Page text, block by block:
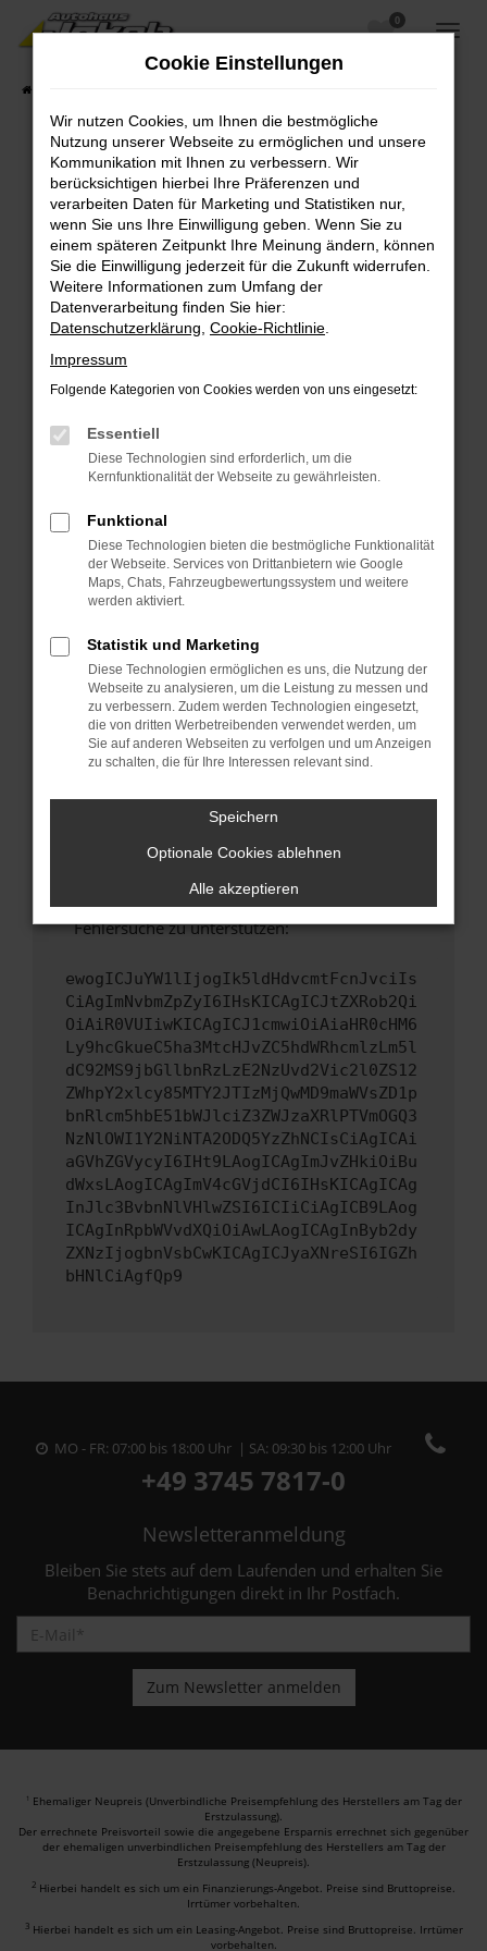
Zum
Hauptinhalt
0
Fehler: Network Error
Beim Laden ist ein Fehler aufgetreten.
Hier sind ein paar Tipps, die dir helfen können:
Überprüfe deine Firewall und deine
Internetverbindung.
Laden andere Webseiten, zum Beispiel deine
Suchmaschine?
Prüfe deine Browsererweiterungen.
Manche Erweiterungen, wie Werbeblocker,
können das Laden bestimmter Seiten
verhindern. Funktioniert die Seite in einem
Fenster?
Starte dein Gerät neu.
Das kann manchmal helfen, vorübergehende
Probleme zu beheben.
Betriebssystem auf dem neuesten Stand
sind.
Veraltete Software birgt nicht nur ein
Sicherheitsrisiko, sondern kann auch dazu
führen, dass bestimmte Funktionen nicht mehr
unterstützt werden.
Wende dich an den Webseitenbetreiber.
Wenn du alle oben genannten Schritte versucht
hast, kontaktiere uns bitte. Wir werden
versuchen, das Problem zu beheben. Du kannst
uns diesen Text schicken, um uns bei der
Fehlersuche zu unterstützen:
ewogICJuYW1lIjogIk5ldHdvcmtFcnJvciIs
CiAgImNvbmZpZyI6IHsKICAgICJtZXRob2Qi
OiAiR0VUIiwKICAgICJ1cmwiOiAiaHR0cHM6
Ly9hcGkueC5ha3MtcHJvZC5hdWRhcmlzLm5l
dC92MS9jbGllbnRzLzE2NzUvd2Vic2l0ZS12
ZWhpY2xlcy85MTY2JTIzMjQwMD9maWVsZD1p
bnRlcm5hbE51bWJlciZ3ZWJzaXRlPTVmOGQ3
NzNlOWI1Y2NiNTA2ODQ5YzZhNCIsCiAgICAi
aGVhZGVycyI6IHt9LAogICAgImJvZHkiOiBu
dWxsLAogICAgImV4cGVjdCI6IHsKICAgICAg
InJlc3BvbnNlVHlwZSI6ICIiCiAgICB9LAog
ICAgInRpbWVvdXQiOiAwLAogICAgInByb2dy
ZXNzIjogbnVsbCwKICAgICJyaXNreSI6IGZh
bHNlCiAgfQp9
MO - FR: 07:00 bis 18:00 Uhr | SA: 09:30 bis 12:00 Uhr
+49 3745 7817-0
Newsletteranmeldung
Bleiben Sie stets auf dem Laufenden und erhalten Sie
Benachrichtigungen direkt in Ihr Postfach.
1 Ehemaliger Neupreis (Unverbindliche Preisempfehlung des Herstellers am Tag der
Erstzulassung).
Der errechnete Preisvorteil sowie die angegebene Ersparnis errechnet sich gegenüber
der ehemaligen unverbindlichen Preisempfehlung des Herstellers am Tag der
Erstzulassung (Neupreis).
2 Hierbei handelt es sich um ein Finanzierungs-Angebot. Preise sind Bruttopreise.
Irrtümer vorbehalten.
3 Hierbei handelt es sich um ein Leasing-Angebot. Preise sind Bruttopreise. Irrtümer
vorbehalten.
Cookie Einstellungen
Wir nutzen Cookies, um Ihnen die bestmögliche
Nutzung unserer Webseite zu ermöglichen und unsere
Kommunikation mit Ihnen zu verbessern. Wir
berücksichtigen hierbei Ihre Präferenzen und
verarbeiten Daten für Marketing und Statistiken nur,
wenn Sie uns Ihre Einwilligung geben. Wenn Sie zu
einem späteren Zeitpunkt Ihre Meinung ändern, können
Sie die Einwilligung jederzeit für die Zukunft widerrufen.
Weitere Informationen zum Umfang der
Datenverarbeitung finden Sie hier:
Datenschutzerklärung Cookie-Richtlinie
Impressum
Folgende Kategorien von Cookies werden von uns eingesetzt:
Essentiell
Diese Technologien sind erforderlich, um die
Kernfunktionalität der Webseite zu gewährleisten.
Funktional
Diese Technologien bieten die bestmögliche Funktionalität
der Webseite. Services von Drittanbietern wie Google
Maps, Chats, Fahrzeugbewertungssystem und weitere
werden aktiviert.
Statistik und Marketing
Diese Technologien ermöglichen es uns, die Nutzung der
Webseite zu analysieren, um die Leistung zu messen und
zu verbessern. Zudem werden Technologien eingesetzt,
die von dritten Werbetreibenden verwendet werden, um
Sie auf anderen Webseiten zu verfolgen und um Anzeigen
zu schalten, die für Ihre Interessen relevant sind.
Speichern
Optionale Cookies ablehnen
Alle akzeptieren